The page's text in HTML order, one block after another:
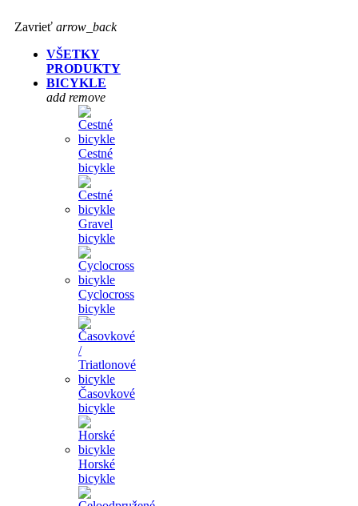
Zavrieť arrow_back
VŠETKY
PRODUKTY
BICYKLE
add remove
Cestné
bicykle
Gravel
bicykle
Cyclocross
bicykle
Časovkové
bicykle
Horské
bicykle